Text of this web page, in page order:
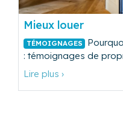
Mieux louer
TÉMOIGNAGES
: témoignages de
Lire plus ›